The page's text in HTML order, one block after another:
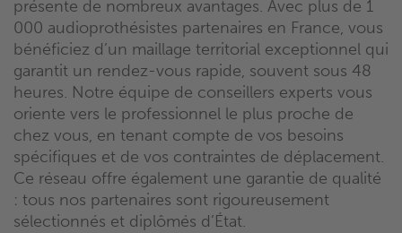
présente de nombreux avantages. Avec plus de 1
000 audioprothésistes partenaires en France, vous
bénéficiez d’un maillage territorial exceptionnel qui
garantit un rendez-vous rapide, souvent sous 48
heures. Notre équipe de conseillers experts vous
oriente vers le professionnel le plus proche de
chez vous, en tenant compte de vos besoins
spécifiques et de vos contraintes de déplacement.
Ce réseau offre également une garantie de qualité
: tous nos partenaires sont rigoureusement
sélectionnés et diplômés d’État.